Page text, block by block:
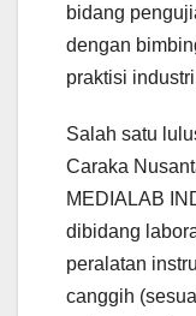
bidang
dengan
praktisi
Salah satu
Caraka
MEDIALAB
dibidang
peralatan
canggih